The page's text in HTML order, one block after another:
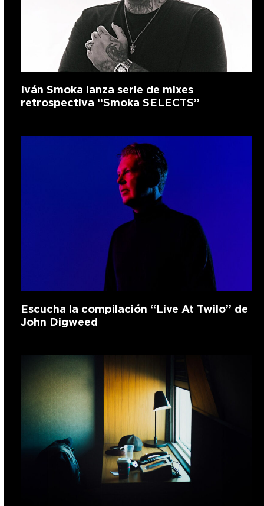
Iván Smoka lanza serie de mixes
retrospectiva “Smoka SELECTS”
Escucha la compilación “Live At Twilo” de
John Digweed